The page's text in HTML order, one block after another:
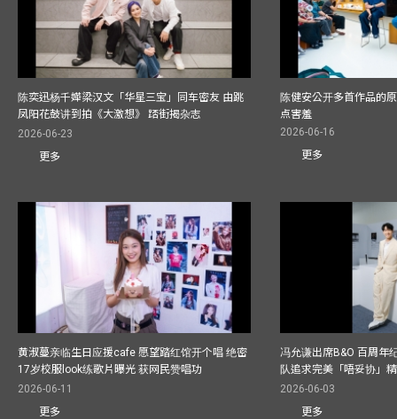
陈奕迅杨千嬅梁汉文「华星三宝」同车密友 由跳
凤阳花鼓讲到拍《大激想》 踎街揭杂志
2026-06-23
更多
陈健安公开多首作品的
点害羞
2026-06-16
更多
黄淑蔓亲临生日应援cafe 愿望踏红馆开个唱 绝密
17岁校服look练歌片曝光 获网民赞唱功
2026-06-11
更多
冯允谦出席B&O 百周年
队追求完美「唔妥协」
2026-06-03
更多